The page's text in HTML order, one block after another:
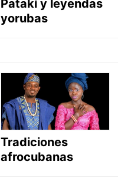
Patakí y leyendas
yorubas
Tradiciones
afrocubanas